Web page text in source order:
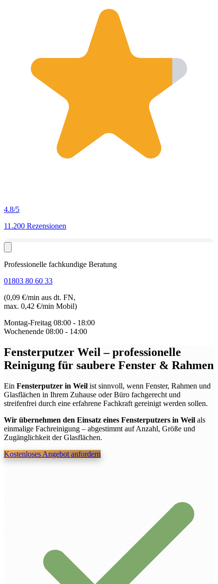
4.8/5
11.200 Rezensionen
Professionelle fachkundige Beratung
01803 80 60 33
(0,09 €/min aus dt. FN,
max. 0,42 €/min Mobil)
Montag-Freitag 08:00 - 18:00
Wochenende 08:00 - 14:00
Fensterputzer Weil– professionelle
Reinigung für saubere Fenster & Rahmen
Ein Fensterputzer in Weil ist sinnvoll, wenn Fenster, Rahmen und
Glasflächen in Ihrem Zuhause oder Büro fachgerecht und
streifenfrei durch eine erfahrene Fachkraft gereinigt werden sollen.
Wir übernehmen den Einsatz eines Fensterputzers in Weil als
einmalige Fachreinigung – abgestimmt auf Anzahl, Größe und
Zugänglichkeit der Glasflächen.
Kostenloses Angebot anfordern